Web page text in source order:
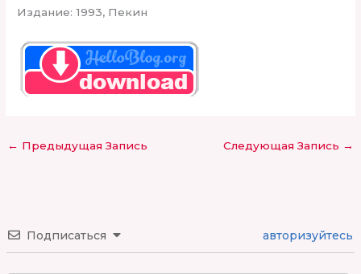
Издание: 1993, Пекин
← Предыдущая Запись Следующая Запись →
Подписаться авторизуйтесь